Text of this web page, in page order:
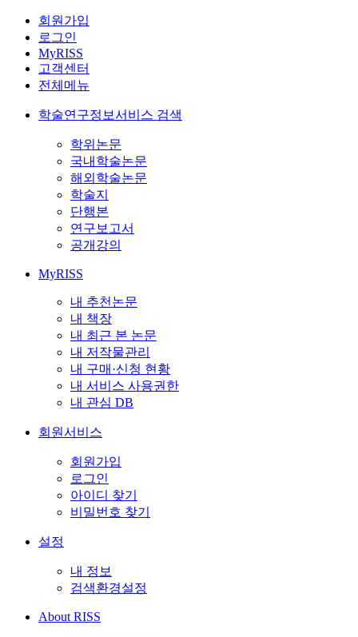
회원가입
로그인
MyRISS
고객센터
전체메뉴
학술연구정보서비스 검색
학위논문
국내학술논문
해외학술논문
학술지
단행본
연구보고서
공개강의
MyRISS
내 추천논문
내 책장
내 최근 본 논문
내 저작물관리
내 구매·신청 현황
내 서비스 사용권한
내 관심 DB
회원서비스
회원가입
로그인
아이디 찾기
비밀번호 찾기
설정
내 정보
검색환경설정
About RISS